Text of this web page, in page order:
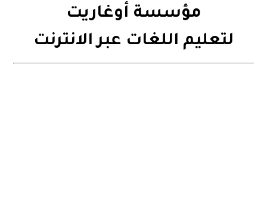
مؤسسة أوغاريت
لتعليم اللغات عبر الانترنت